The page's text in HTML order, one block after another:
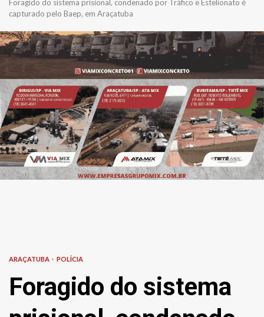
Foragido do sistema prisional, condenado por Tráfico e Estelionato é
capturado pelo Baep, em Araçatuba
ARAÇATUBA POLÍCIA
Foragido do sistema